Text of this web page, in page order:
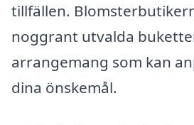
tillfällen.
noggrant utvalda
arrangemang som kan
dina önskemål.